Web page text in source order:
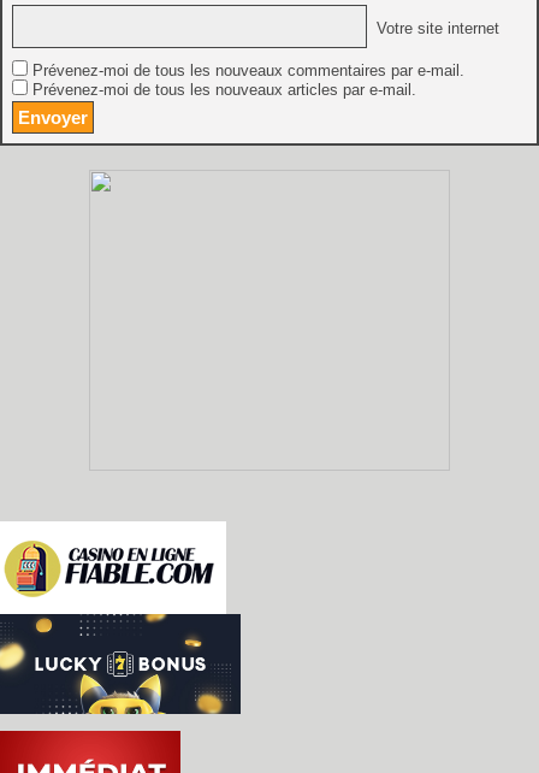
Votre site internet
Prévenez-moi de tous les nouveaux commentaires par e-mail.
Prévenez-moi de tous les nouveaux articles par e-mail.